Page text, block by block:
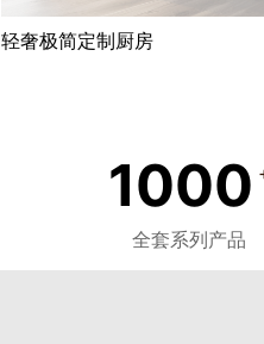
轻奢极简定制厨房
1000
全套系列产品